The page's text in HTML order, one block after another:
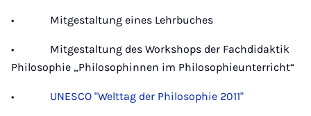
• Mitgestaltung eines Lehrbuches
• Mitgestaltung des Workshops der Fachdidaktik
Philosophie „Philosophinnen im Philosophieunterricht“
• UNESCO "Welttag der Philosophie 2011"